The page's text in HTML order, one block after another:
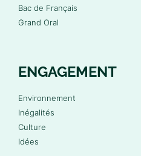
Bac de Français
Grand Oral
ENGAGEMENT
Environnement
Inégalités
Culture
Idées